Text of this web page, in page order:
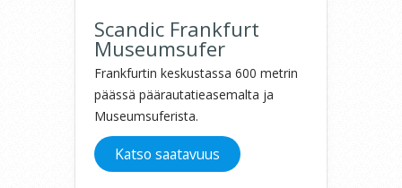
Scandic Frankfurt
Museumsufer
Frankfurtin keskustassa 600 metrin
päässä päärautatieasemalta ja
Museumsuferista.
Katso saatavuus